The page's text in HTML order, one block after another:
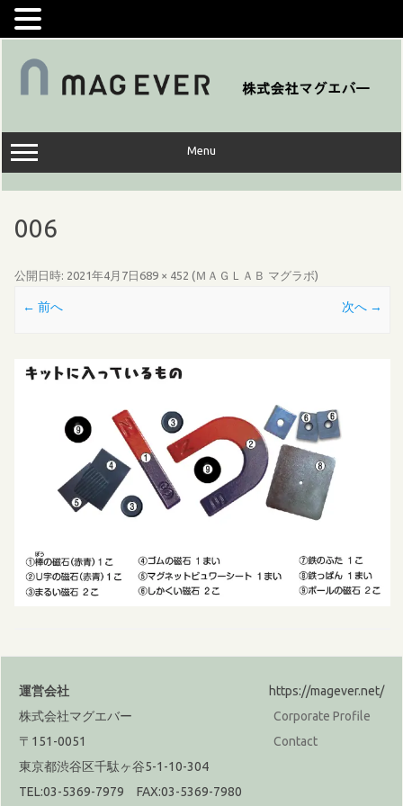
コ
キ
ッ
プ
Menu
006
公開日時: 2021年4月7日689 × 452 (ＭＡＧＬＡＢ マグラボ)
← 前へ 次へ →
運営会社
株式会社マグエバー
〒151-0051
東京都渋谷区千駄ヶ谷5-1-10-304
TEL:03-5369-7979 FAX:03-5369-7980
https://magever.net/
Corporate Profile
Contact